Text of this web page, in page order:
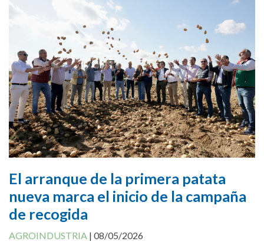
El arranque de la primera patata
nueva marca el inicio de la campaña
de recogida
AGROINDUSTRIA | 08/05/2026
Avisos legales
Política de Cookies